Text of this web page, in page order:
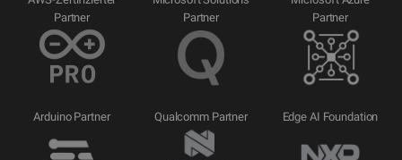
Partner
Partner
Partner
Arduino Partner Qualcomm Partner Edge AI Foundation